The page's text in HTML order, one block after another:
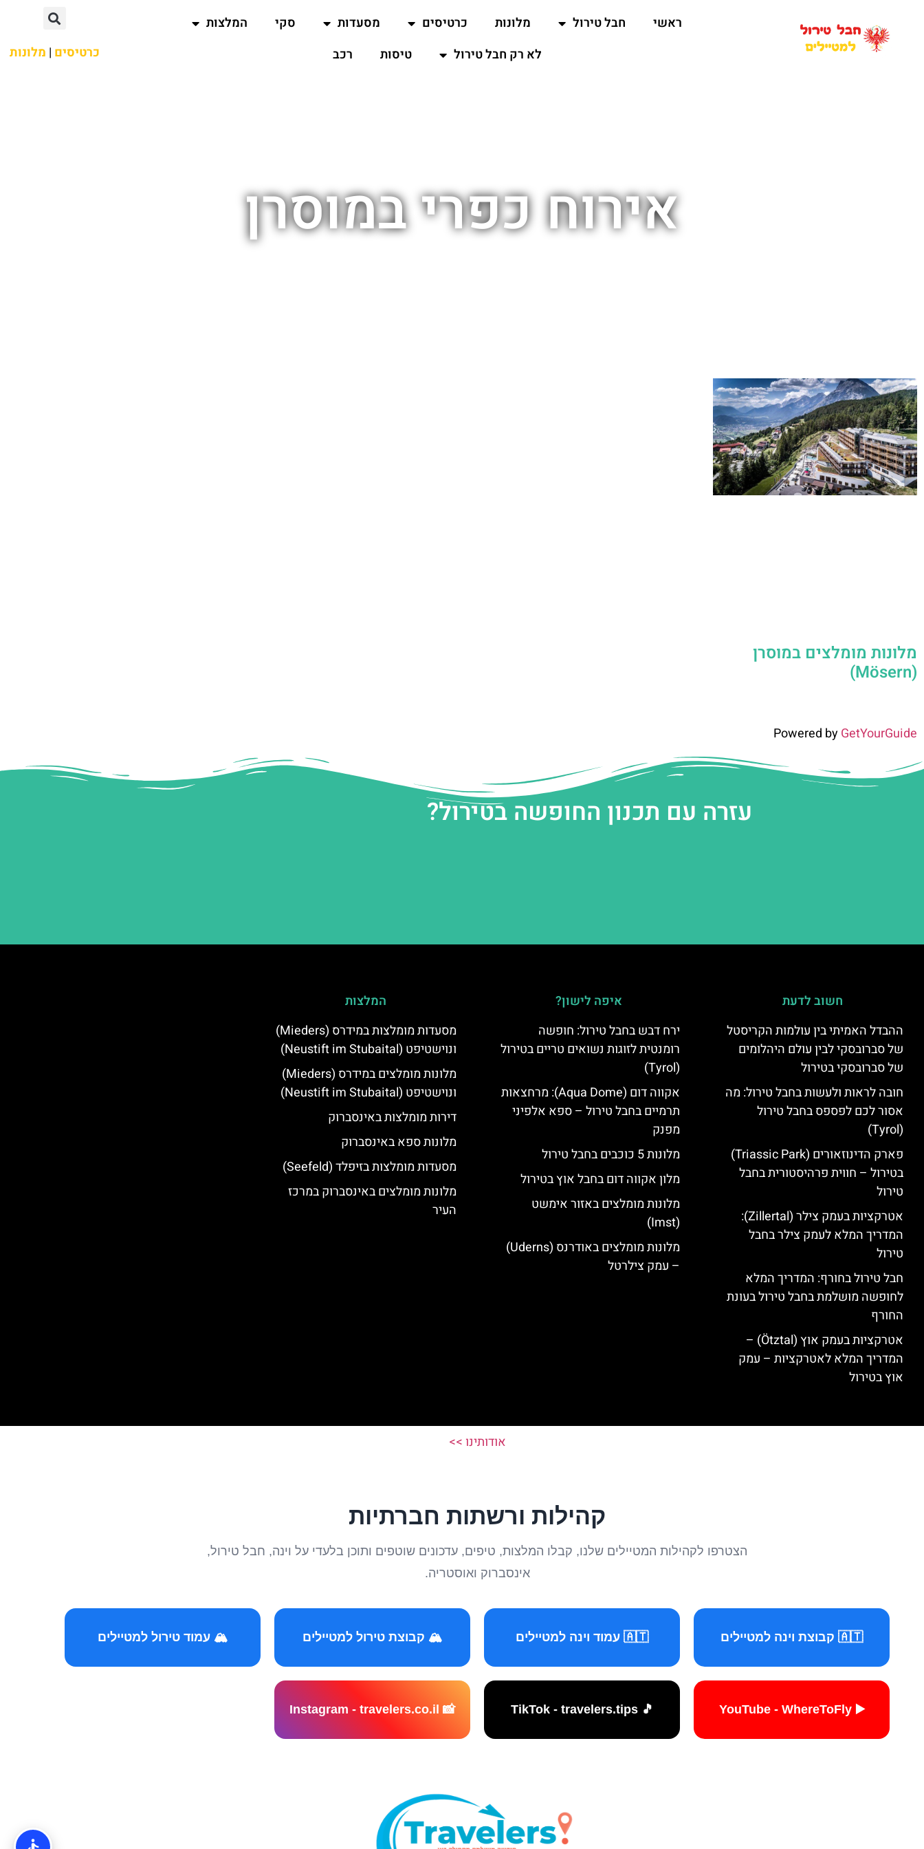
ראשי חבל טירול מלונות כרטיסים מסעדות סקי
המלצות
לא רק חבל טירול
טיסות רכב כרטיסים | מלונות
אירוח כפרי במוסרן
מלונות מומלצים במוסרן
(Mösern)
Powered byGetYourGuide
עזרה עם תכנון החופשה בטירול?
חשוב לדעת
ההבדל האמיתי בין עולמות הקריסטל
של סברובסקי לבין עולם היהלומים
של סברובסקי בטירול
חובה לראות ולעשות בחבל טירול: מה
אסור לכם לפספס בחבל טירול
(Tyrol)
פארק הדינוזאורים (Triassic Park)
בטירול – חווית פרהיסטורית בחבל
טירול
אטרקציות בעמק צילר (Zillertal):
המדריך המלא לעמק צילר בחבל
טירול
חבל טירול בחורף: המדריך המלא
לחופשה מושלמת בחבל טירול בעונת
החורף
אטרקציות בעמק אוץ (Ötztal) –
המדריך המלא לאטרקציות – עמק
אוץ בטירול
איפה לישון?
ירח דבש בחבל טירול: חופשה
רומנטית לזוגות נשואים טריים בטירול
(Tyrol)
אקווה דום (Aqua Dome): מרחצאות
תרמיים בחבל טירול – ספא אלפיני
מפנק
מלונות 5 כוכבים בחבל טירול
מלון אקווה דום בחבל אוץ בטירול
מלונות מומלצים באזור אימשט
(Imst)
מלונות מומלצים באודרנס (Uderns)
– עמק צילרטל
המלצות
מסעדות מומלצות במידרס (Mieders)
ונוישטיפט (Neustift im Stubaital)
מלונות מומלצים במידרס (Mieders)
ונוישטיפט (Neustift im Stubaital)
דירות מומלצות באינסברוק
מלונות ספא באינסברוק
מסעדות מומלצות בזיפלד (Seefeld)
מלונות מומלצים באינסברוק במרכז
העיר
אודותינו >>
קהילות ורשתות חברתיות
הצטרפו לקהילות המטיילים שלנו, קבלו המלצות, טיפים, עדכונים שוטפים ותוכן בלעדי על וינה, חבל טירול,
אינסברוק ואוסטריה.
🇦🇹 קבוצת וינה למטיילים 🇦🇹 עמוד וינה למטיילים 🏔️ קבוצת טירול למטיילים 🏔️ עמוד טירול למטיילים
▶️ YouTube - WhereToFly
🎵 TikTok - travelers.tips
📸 Instagram - travelers.co.il